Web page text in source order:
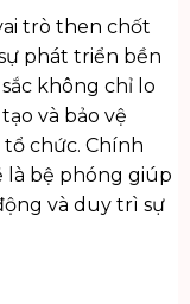
trò then chốt
phát triển bền
không chỉ lo
và bảo vệ
chức. Chính
là bệ phóng giúp
và duy trì sự